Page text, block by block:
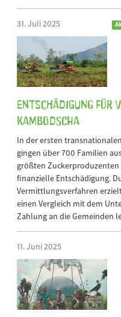
31. Juli 2025
Entschädigung für
Kambodscha
In der ersten
gingen über 700 Familien
größten
finanzielle Entschädigung.
Vermittlungsverfahren
einen Vergleich mit dem
Zahlung an die Gemeinden
11. Juni 2025